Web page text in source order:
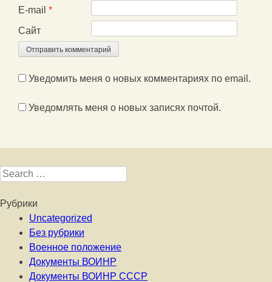
E-mail *
Сайт
Уведомить меня о новых комментариях по email.
Уведомлять меня о новых записях почтой.
Search for:
Рубрики
Uncategorized
Без рубрики
Военное положение
Документы ВОИНР
Документы ВОИНР СССР